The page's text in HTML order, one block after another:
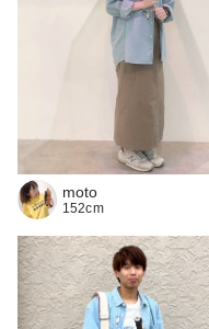
moto
152cm